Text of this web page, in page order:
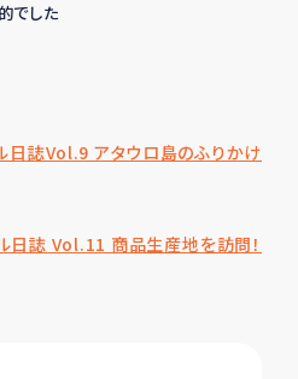
的でした
日誌Vol.9 アタウロ島のふりかけ
日誌 Vol.11 商品生産地を訪問！